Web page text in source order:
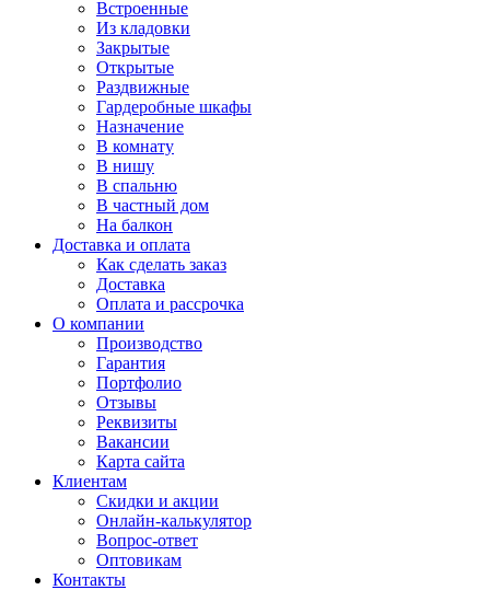
Встроенные
Из кладовки
Закрытые
Открытые
Раздвижные
Гардеробные шкафы
Назначение
В комнату
В нишу
В спальню
В частный дом
На балкон
Доставка и оплата
Как сделать заказ
Доставка
Оплата и рассрочка
О компании
Производство
Гарантия
Портфолио
Отзывы
Реквизиты
Вакансии
Карта сайта
Клиентам
Скидки и акции
Онлайн-калькулятор
Вопрос-ответ
Оптовикам
Контакты